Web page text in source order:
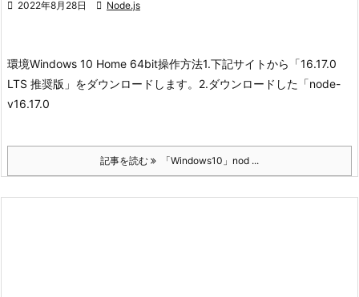
 2022年8月28日  Node.js
環境Windows 10 Home 64bit操作方法1.下記サイトから「16.17.0
LTS 推奨版」をダウンロードします。 2.ダウンロードした「node-
v16.17.0
記事を読む 「Windows10」nod ...